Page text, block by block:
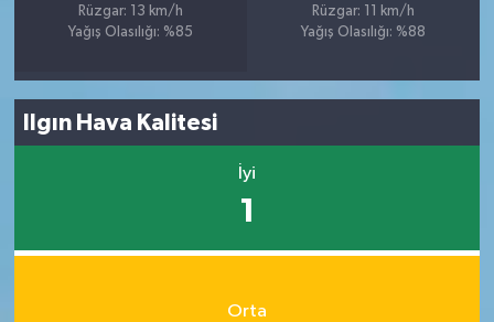
Rüzgar: 13 km/h
Yağış Olasılığı: %85
Rüzgar: 11 km/h
Yağış Olasılığı: %88
Ilgın Hava Kalitesi
İyi
1
Orta